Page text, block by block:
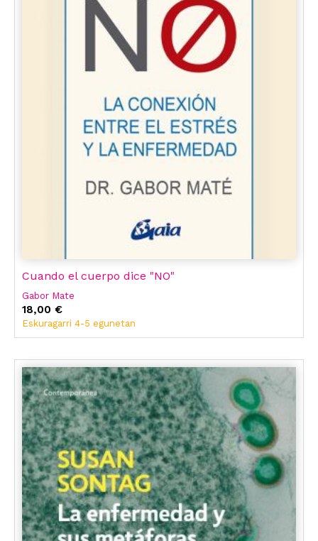
Cuando el cuerpo dice "NO"
Gabor Mate
18,00 €
Eskuragarri 4-5 egunetan